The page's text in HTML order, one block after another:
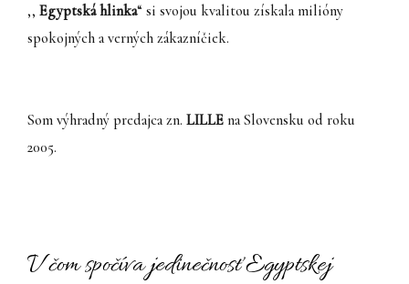
,, Egyptská hlinka“ si svojou kvalitou získala milióny
spokojných a verných zákazníčiek.
Som výhradný predajca zn. LILLE na Slovensku od roku
2005.
V čom spočíva jedinečnosť Egyptskej